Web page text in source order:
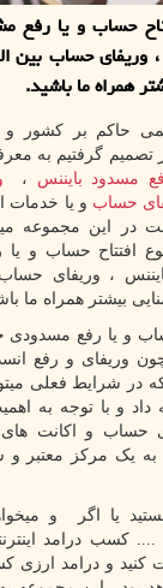
حساب و یا
وریفای حساب بین
همراه ما باشید.
حاکم بر کشور و
گرفتیم به
مسدود بایننس ،
حساب و یا خدمات
بیش از 1200 اکانت در این
افتتاح حساب و
، وریفای
بیشتر همراه ما
و یا رفع مسدودی
وریفای و رفع
در شرایط فعلی
داد و با توجه به
حساب و اکانت
یک مرکز معتبر و
یا اگر و
.... کسب درامد
کنید و درامد ارزی